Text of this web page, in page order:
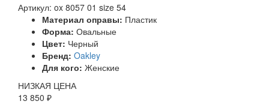
Артикул: ox 8057 01 size 54
Материал оправы: Пластик
Форма: Овальные
Цвет: Черный
Бренд: Oakley
Для кого: Женские
НИЗКАЯ ЦЕНА
13 850 ₽